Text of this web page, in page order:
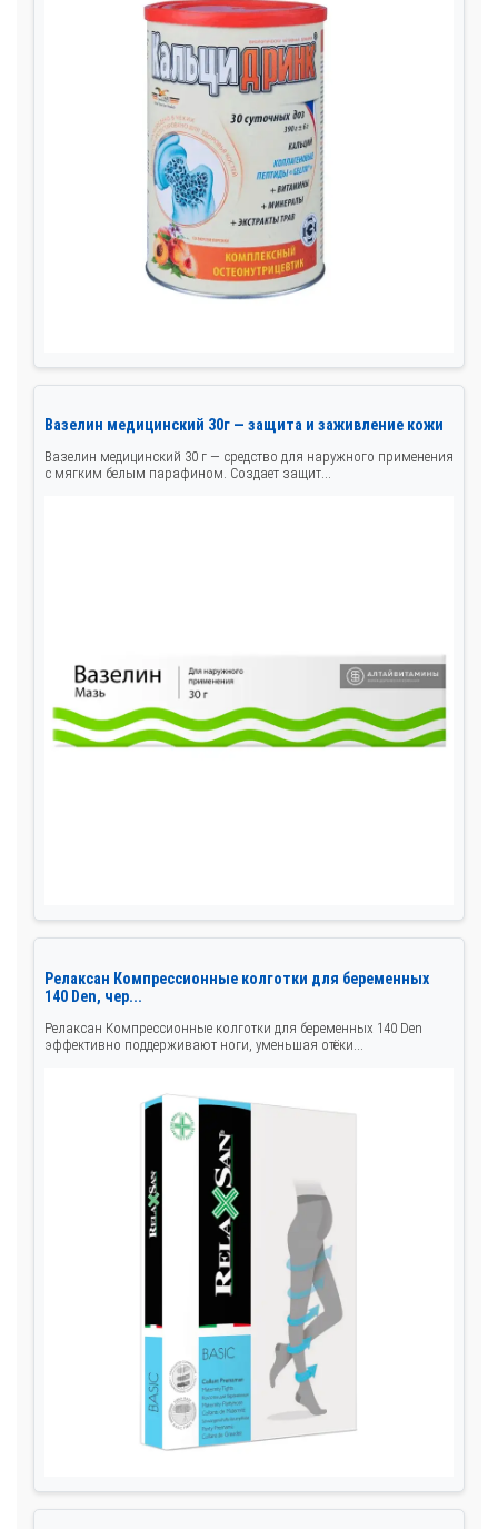
Вазелин медицинский 30г — защита и заживление кожи
Вазелин медицинский 30 г — средство для наружного применения
с мягким белым парафином. Создает защит...
Релаксан Компрессионные колготки для беременных
140 Den, чер...
Релаксан Компрессионные колготки для беременных 140 Den
эффективно поддерживают ноги, уменьшая отёки...